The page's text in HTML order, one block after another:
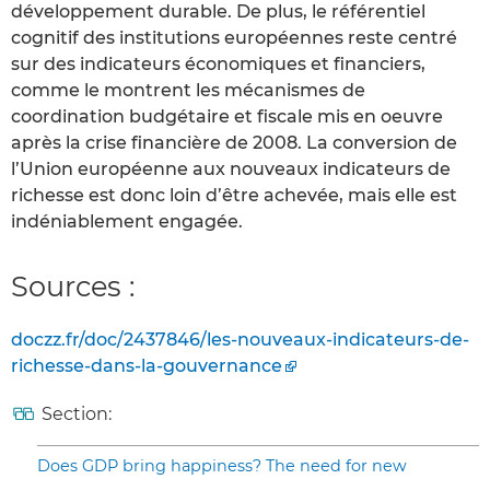
développement durable. De plus, le référentiel
cognitif des institutions européennes reste centré
sur des indicateurs économiques et financiers,
comme le montrent les mécanismes de
coordination budgétaire et fiscale mis en oeuvre
après la crise financière de 2008. La conversion de
l’Union européenne aux nouveaux indicateurs de
richesse est donc loin d’être achevée, mais elle est
indéniablement engagée.
Sources :
doczz.fr/doc/2437846/les-nouveaux-indicateurs-de-
richesse-dans-la-gouvernance
Section:
Does GDP bring happiness? The need for new